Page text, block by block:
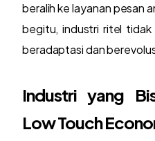
beralih ke layanan pesan
begitu, industri ritel
beradaptasi dan
Industri yang
Low Touch